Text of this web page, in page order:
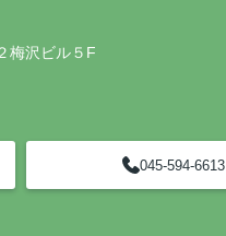
梅沢ビル５F
045-594-6613